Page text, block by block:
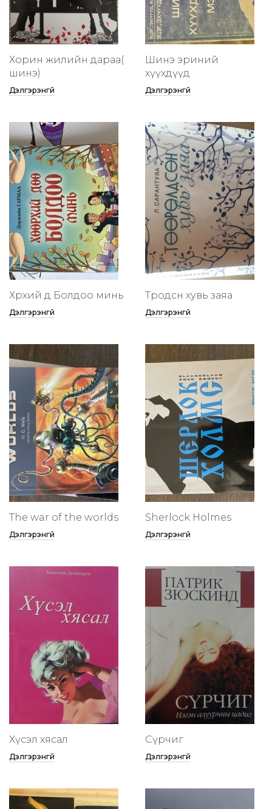
Хорин жилийн дараа(
шинэ)
Дэлгэрэнгүй
Шинэ эриний
хүүхдүүд
Дэлгэрэнгүй
Хөөрхий дөө Болдоо минь
Дэлгэрэнгүй
Төөрөодсөн хувь заяа
Дэлгэрэнгүй
The war of the worlds
Дэлгэрэнгүй
Sherlock Holmes
Дэлгэрэнгүй
Хүсэл хясал
Дэлгэрэнгүй
Сүрчиг
Дэлгэрэнгүй